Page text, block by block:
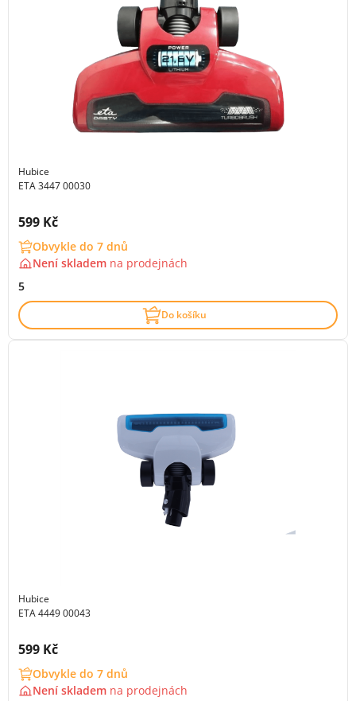
Hubice
ETA 3447 00030
Cena s DPH:
599 Kč
Obvykle do 7 dnů
Není skladem na prodejnách
5
Do košíku
Hubice
ETA 4449 00043
Cena s DPH:
599 Kč
Obvykle do 7 dnů
Není skladem na prodejnách